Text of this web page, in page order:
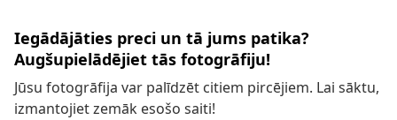
Iegādājāties preci un tā jums patika?
Augšupielādējiet tās fotogrāfiju!
Jūsu fotogrāfija var palīdzēt citiem pircējiem. Lai sāktu,
izmantojiet zemāk esošo saiti!